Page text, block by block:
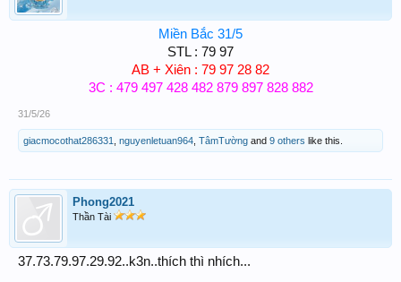
Miền Bắc 31/5
STL : 79 97
AB + Xiên : 79 97 28 82
3C : 479 497 428 482 879 897 828 882
31/5/26
giacmocothat286331 nguyenletuan964 TâmTường and 9 others like this.
Phong2021
Thần Tài
37.73.79.97.29.92..k3n..thích thì nhích...